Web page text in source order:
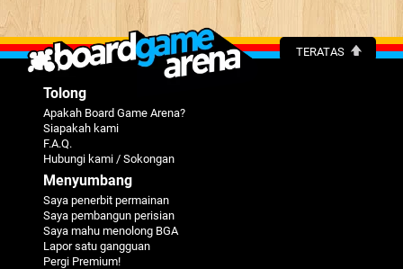
TERATAS
Tolong
Apakah Board Game Arena?
Siapakah kami
F.A.Q.
Hubungi kami / Sokongan
Menyumbang
Saya penerbit permainan
Saya pembangun perisian
Saya mahu menolong BGA
Lapor satu gangguan
Pergi Premium!